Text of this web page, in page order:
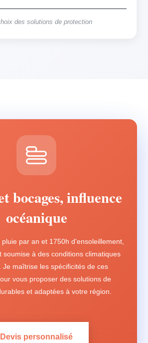
des solutions de protection
bocages, influence
océanique
par an et 1750h d'ensoleillement,
soumise à des conditions climatiques
Je maîtrise les spécificités de ces
vous proposer des solutions de
et adaptées à votre région.
Devis personnalisé